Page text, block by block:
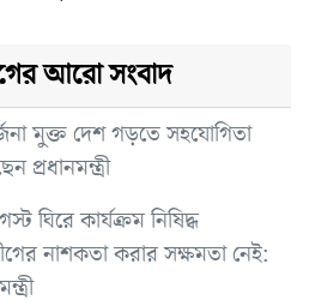
আরো সংবাদ
মুক্ত দেশ গড়তে সহযোগিতা
প্রধানমন্ত্রী
ঘিরে কার্যক্রম নিষিদ্ধ
নাশকতা করার সক্ষমতা নেই: